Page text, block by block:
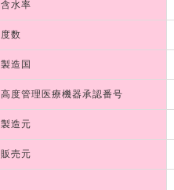
含水率
度数
製造国
高度管理医療機器承認番号
製造元
販売元